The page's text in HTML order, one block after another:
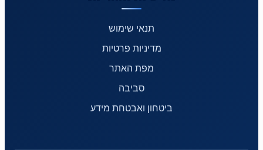
תנאי שימוש
מדיניות פרטיות
מפת האתר
סביבה
ביטחון ואבטחת מידע